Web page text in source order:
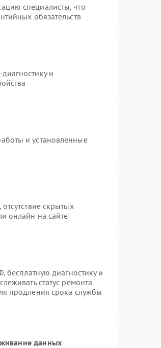
специалисты, что
обязательств
и
и установленные
скрытых
онлайн на сайте
бесплатную диагностику и
статус ремонта
продления срока службы
данных